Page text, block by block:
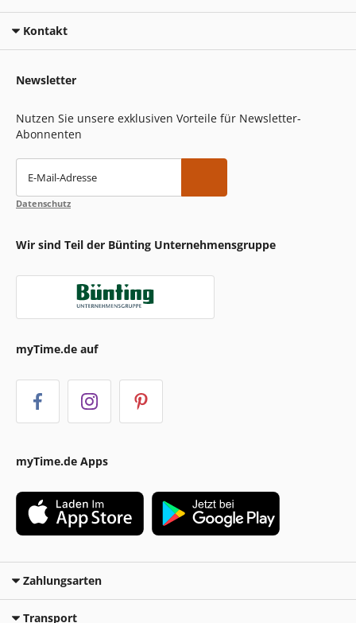
Kontakt
Newsletter
Nutzen Sie unsere exklusiven Vorteile für Newsletter-
Abonnenten
E-Mail-Adresse
Datenschutz
Wir sind Teil der Bünting Unternehmensgruppe
myTime.de auf
myTime.de Apps
Zahlungsarten
Transport